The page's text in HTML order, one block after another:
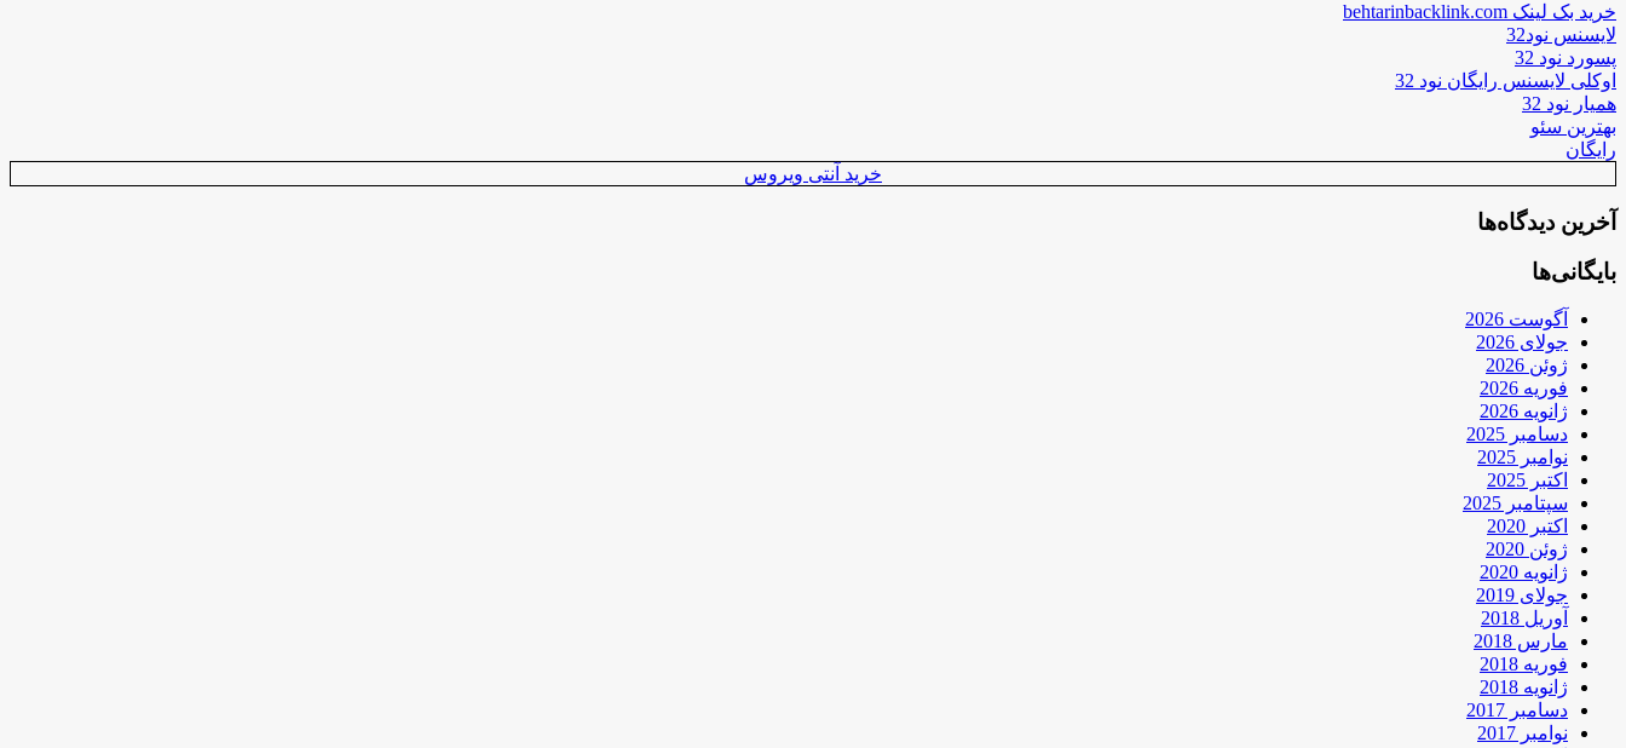
خرید بک لینک behtarinbacklink.com
لایسنس نود32
پسورد نود 32
اوکلی لایسنس رایگان نود 32
همیار نود 32
بهترین سئو
رایگان
خرید آنتی ویروس
آخرین دیدگاه‌ها
بایگانی‌ها
آگوست 2026
جولای 2026
ژوئن 2026
فوریه 2026
ژانویه 2026
دسامبر 2025
نوامبر 2025
اکتبر 2025
سپتامبر 2025
اکتبر 2020
ژوئن 2020
ژانویه 2020
جولای 2019
آوریل 2018
مارس 2018
فوریه 2018
ژانویه 2018
دسامبر 2017
نوامبر 2017